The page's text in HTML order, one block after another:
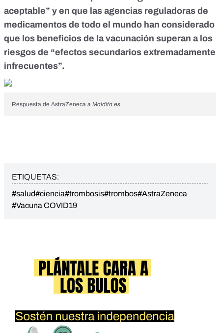
aceptable” y en que las agencias reguladoras de
medicamentos de todo el mundo han considerado
que los beneficios de la vacunación superan a los
riesgos de “efectos secundarios extremadamente
infrecuentes”.
Respuesta de AstraZeneca a Maldita.es
ETIQUETAS:
#salud#ciencia#trombosis#trombos#AstraZeneca
#Vacuna COVID19